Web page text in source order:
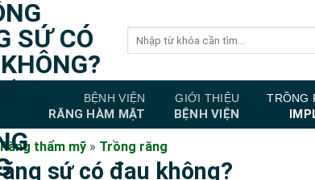
BỆNH VIỆN
RĂNG HÀM MẶT
GIỚI THIỆU
BỆNH VIỆN
TRỒNG
Răng thẩm mỹ » Trồng răng
sứ có đau không?